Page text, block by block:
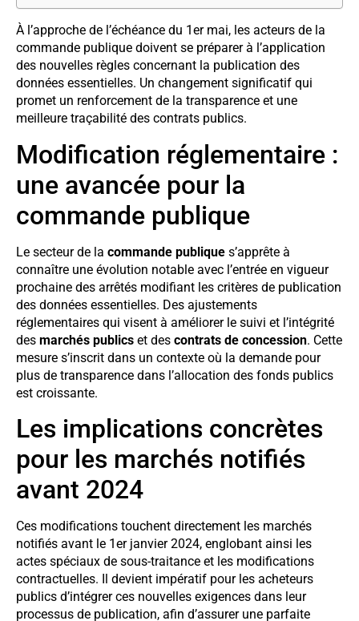
À l’approche de l’échéance du 1er mai, les acteurs de la
commande publique doivent se préparer à l’application
des nouvelles règles concernant la publication des
données essentielles. Un changement significatif qui
promet un renforcement de la transparence et une
meilleure traçabilité des contrats publics.
Modification réglementaire :
une avancée pour la
commande publique
Le secteur de la commande publique s’apprête à
connaître une évolution notable avec l’entrée en vigueur
prochaine des arrêtés modifiant les critères de publication
des données essentielles. Des ajustements
réglementaires qui visent à améliorer le suivi et l’intégrité
des marchés publics et des contrats de concession. Cette
mesure s’inscrit dans un contexte où la demande pour
plus de transparence dans l’allocation des fonds publics
est croissante.
Les implications concrètes
pour les marchés notifiés
avant 2024
Ces modifications touchent directement les marchés
notifiés avant le 1er janvier 2024, englobant ainsi les
actes spéciaux de sous-traitance et les modifications
contractuelles. Il devient impératif pour les acheteurs
publics d’intégrer ces nouvelles exigences dans leur
processus de publication, afin d’assurer une parfaite